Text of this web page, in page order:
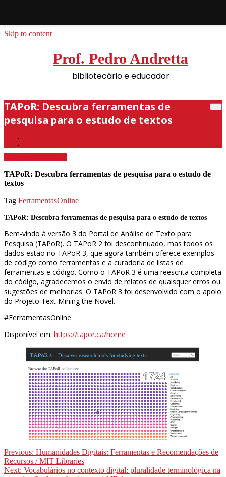
Skip to content
Prof. Pedro Andretta
bibliotecário e educador
TAPoR: Descubra ferramentas de
pesquisa para o estudo de textos
TAPoR: Descubra ferramentas de pesquisa para o estudo de
textos
Tag FerramentasOnline
TAPoR: Descubra ferramentas de pesquisa para o estudo de textos
Bem-vindo à versão 3 do Portal de Análise de Texto para
Pesquisa (TAPoR). O TAPoR 2 foi descontinuado, mas todos os
dados estão no TAPoR 3, que agora também oferece exemplos
de código como ferramentas e a curadoria de listas de
ferramentas e código. Como o TAPoR 3 é uma reescrita completa
do código, agradecemos o envio de relatos de quaisquer erros ou
sugestões de melhorias. O TAPoR 3 foi desenvolvido com o apoio
do Projeto Text Mining the Novel.
#FerramentasOnline
Disponível em: https://tapor.ca/home
Navegação
de
Previous: Humanidades Digitais: Ferramentas e Recomendações de
Recursos / MIT Libraries
Next: Vocabulários no contexto digital: pluralidade terminológica na